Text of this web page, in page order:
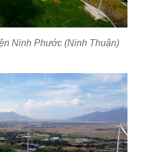
Ninh Phước (Ninh Thuận)